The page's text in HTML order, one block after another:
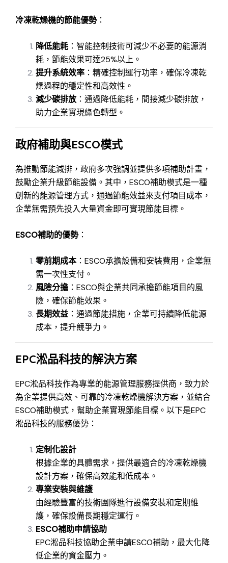
冷凍乾燥機的節能優勢：
降低能耗 ：智能控制技術可減少不必要的能源消
耗，節能效果可達25%以上。
提升系統效率 ：精確控制運行功率，確保冷凍乾
燥過程的穩定性和高效性。
減少碳排放 ：通過降低能耗，間接減少碳排放，
助力企業實現綠色轉型。
政府補助與ESCO模式
為推動節能減排，政府多次強調並提供多項補助計畫，
鼓勵企業升級節能設備。其中，ESCO補助模式是一種
創新的能源管理方式，通過節能效益來支付項目成本，
企業無需預先投入大量資金即可實現節能目標。
ESCO補助的優勢：
零前期成本：ESCO承擔設備和安裝費用，企業無
需一次性支付。
風險分擔 ：ESCO與企業共同承擔節能項目的風
險，確保節能效果。
長期效益 ：通過節能措施，企業可持續降低能源
成本，提升競爭力。
EPC淞品科技的解決方案
EPC淞品科技作為專業的能源管理服務提供商，致力於
為企業提供高效、可靠的冷凍乾燥機解決方案，並結合
ESCO補助模式，幫助企業實現節能目標。以下是EPC
淞品科技的服務優勢：
定制化設計
根據企業的具體需求，提供最適合的冷凍乾燥機
設計方案，確保高效能和低成本。
專業安裝與維護
由經驗豐富的技術團隊進行設備安裝和定期維
護，確保設備長期穩定運行。
ESCO補助申請協助
EPC淞品科技協助企業申請ESCO補助，最大化降
低企業的資金壓力。